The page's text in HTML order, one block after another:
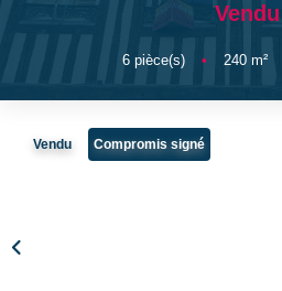
NOTRE
Vendu
6pièce(s) • 240m²
Vendu Compromis signé